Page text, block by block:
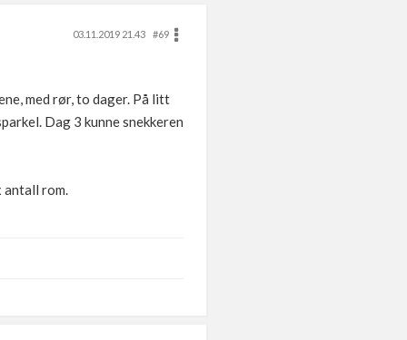
03.11.2019 21.43
#69
med rør, to dager. På litt
Dag 3 kunne snekkeren
antall rom.